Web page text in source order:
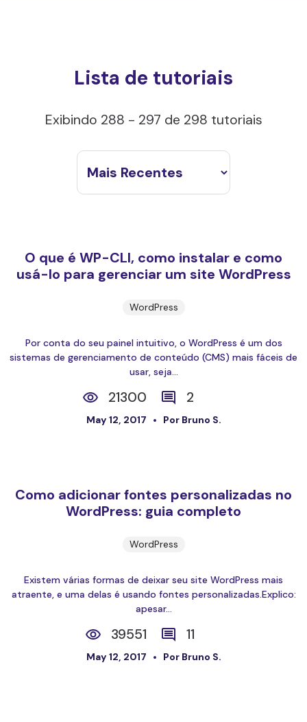
Lista de tutoriais
Exibindo 288 - 297 de 298 tutoriais
O que é WP-CLI, como instalar e como
usá-lo para gerenciar um site WordPress
WordPress
Por conta do seu painel intuitivo, o WordPress é um dos
sistemas de gerenciamento de conteúdo (CMS) mais fáceis de
usar, seja...
21300 2
May 12, 2017 Por Bruno S.
Como adicionar fontes personalizadas no
WordPress: guia completo
WordPress
Existem várias formas de deixar seu site WordPress mais
atraente, e uma delas é usando fontes personalizadas.Explico:
apesar...
39551 11
May 12, 2017 Por Bruno S.